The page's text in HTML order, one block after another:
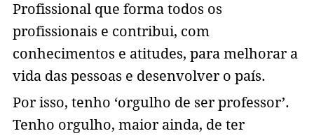
Profissional que forma todos os
profissionais e contribui, com
conhecimentos e atitudes, para melhorar a
vida das pessoas e desenvolver o país.
Por isso, tenho ‘orgulho de ser professor’.
Tenho orgulho, maior ainda, de ter